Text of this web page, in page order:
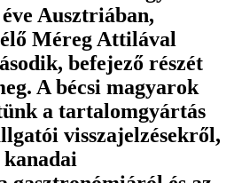
Ausztriában,
Méreg Attilával
befejező részét
A bécsi magyarok
a tartalomgyártás
visszajelzésekről,